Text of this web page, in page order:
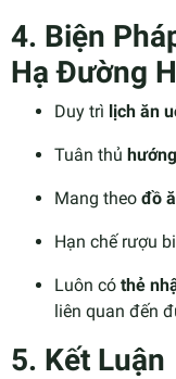
4. Biện
Hạ Đường
Duy trì lịch ăn
Tuân thủ
Mang theo đồ
Hạn chế rượu
Luôn có thẻ
liên quan đến
5. Kết Luận